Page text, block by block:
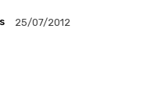
25/07/2012